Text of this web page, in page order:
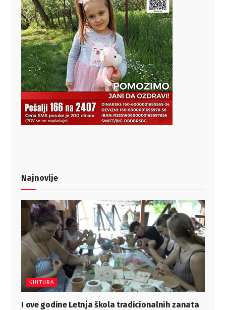
Najnovije
KULTURA
I ove godine Letnja škola tradicionalnih zanata